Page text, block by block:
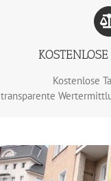
Kostenlose
transparente